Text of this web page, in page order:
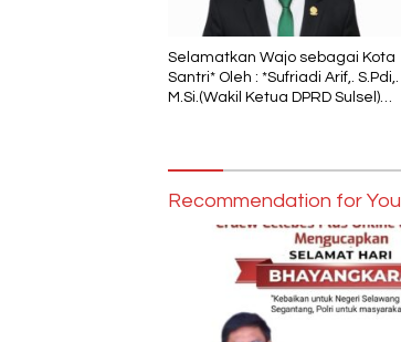
Selamatkan Wajo sebagai Kota
Santri* Oleh : *Sufriadi Arif,. S.Pdi,.
M.Si.(Wakil Ketua DPRD Sulsel)
Recommendation for You